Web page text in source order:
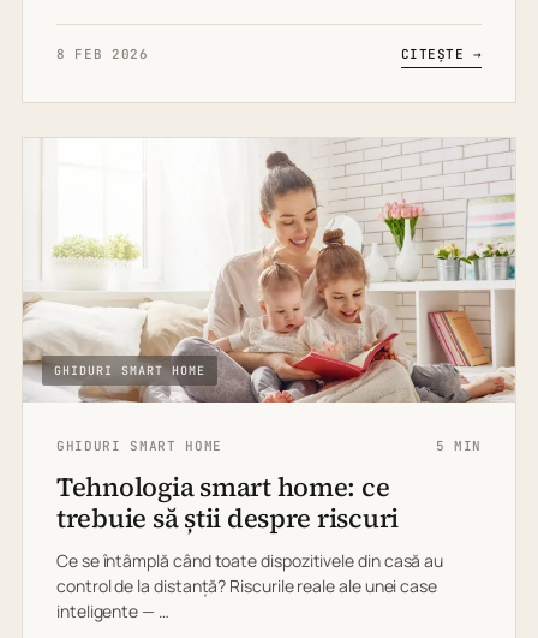
8 FEB 2026 CITEȘTE →
GHIDURI SMART HOME
GHIDURI SMART HOME 5 MIN
Tehnologia smart home: ce
trebuie să știi despre riscuri
Ce se întâmplă când toate dispozitivele din casă au
control de la distanță? Riscurile reale ale unei case
inteligente — …